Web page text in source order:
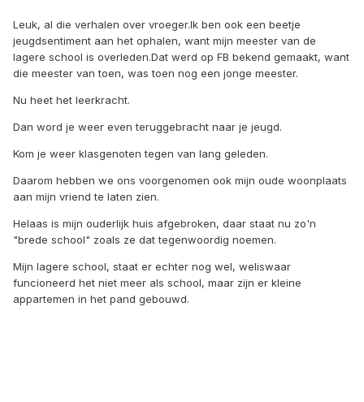
Leuk, al die verhalen over vroeger.Ik ben ook een beetje
jeugdsentiment aan het ophalen, want mijn meester van de
lagere school is overleden.Dat werd op FB bekend gemaakt, want
die meester van toen, was toen nog een jonge meester.
Nu heet het leerkracht.
Dan word je weer even teruggebracht naar je jeugd.
Kom je weer klasgenoten tegen van lang geleden.
Daarom hebben we ons voorgenomen ook mijn oude woonplaats
aan mijn vriend te laten zien.
Helaas is mijn ouderlijk huis afgebroken, daar staat nu zo'n
"brede school" zoals ze dat tegenwoordig noemen.
Mijn lagere school, staat er echter nog wel, weliswaar
funcioneerd het niet meer als school, maar zijn er kleine
appartemen in het pand gebouwd.